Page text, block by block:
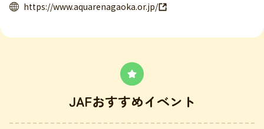
https://www.aquarenagaoka.or.jp/
JAFおすすめイベント